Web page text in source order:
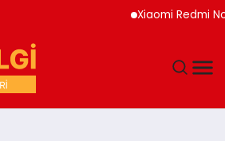
Xiaomi Redmi Note